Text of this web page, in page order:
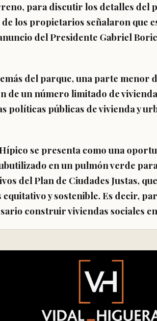
para discutir los detalles del
los propietarios señalaron que
del Presidente Gabriel
del parque, una parte menor
de un número limitado de
políticas públicas de vivienda y
se presenta como una
en un pulmón verde
del Plan de Ciudades Justas,
y sostenible. Es decir,
construir viviendas sociales